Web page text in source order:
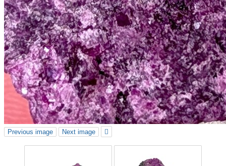
Previous image Next image 